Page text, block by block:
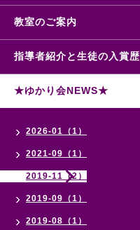
教室のご案内
指導者紹介と生徒の入賞歴
★ゆかり会NEWS★
2026-01（1）
2021-09（1）
2019-11（2）
2019-09（1）
2019-08（1）